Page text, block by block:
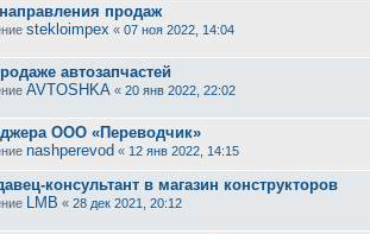
продаж
stekloimpex « 07 ноя 2022, 14:04
автозапчастей
AVTOSHKA « 20 янв 2022, 22:02
ООО «Переводчик»
nashperevod « 12 янв 2022, 14:15
консультант в магазин конструкторов
LMB « 28 дек 2021, 20:12